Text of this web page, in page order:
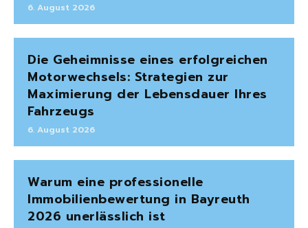
6. August 2026
Die Geheimnisse eines erfolgreichen
Motorwechsels: Strategien zur
Maximierung der Lebensdauer Ihres
Fahrzeugs
6. August 2026
Warum eine professionelle
Immobilienbewertung in Bayreuth
2026 unerlässlich ist